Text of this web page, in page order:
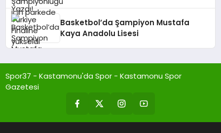
Basketbol’da Şampiyon Mustafa
Kaya Anadolu Lisesi
Spor37 - Kastamonu'da Spor - Kastamonu Spor
Gazetesi